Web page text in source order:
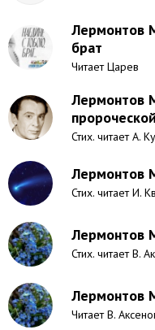
Лермонтов
брат
Читает Царев
Лермонтов
Стих. читает А.
Лермонтов
Стих. читает И.
Лермонтов
Стих. читает В.
Лермонтов
Читает В.